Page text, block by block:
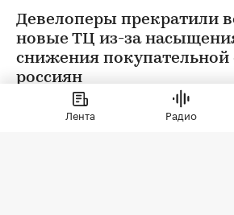
Девелоперы прекратили
новые ТЦ из-за
снижения покупательной
россиян
Лента Радио